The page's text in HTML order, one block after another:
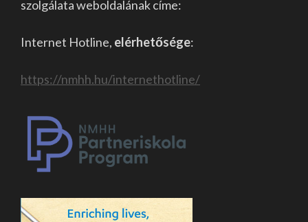
szolgálata weboldalának címe:
Internet Hotline, elérhetősége:
https://nmhh.hu/internethotline/